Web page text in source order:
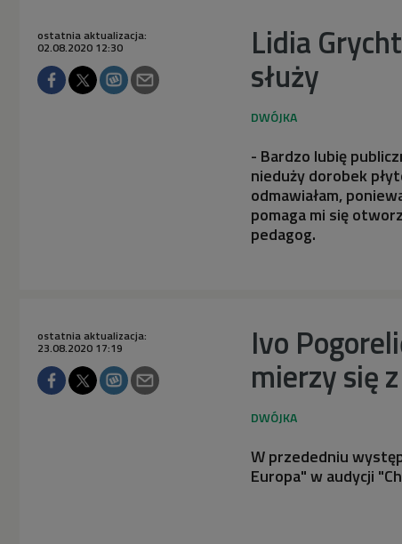
Lidia
służy
ostatnia aktualizacja:
02.08.2020 12:30
- Bardzo lubię
nieduży dorobek
odmawiałam,
pomaga mi się
pedagog.
Ivo
mierzy się
ostatnia aktualizacja:
23.08.2020 17:19
W przededniu
Europa" w audycji